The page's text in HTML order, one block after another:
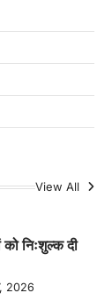
View All
बकरी
निःशुल्क दी
2026